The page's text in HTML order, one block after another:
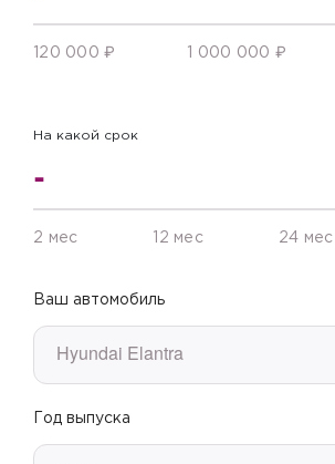
120 000 ₽ 1 000 000 ₽
На какой срок
2 мес 12 мес 24 мес
Ваш автомобиль
Год выпуска